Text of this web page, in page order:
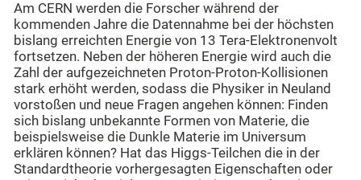
Am CERN werden die Forscher während der
kommenden Jahre die Datennahme bei der höchsten
bislang erreichten Energie von 13 Tera-Elektronenvolt
fortsetzen. Neben der höheren Energie wird auch die
Zahl der aufgezeichneten Proton-Proton-Kollisionen
stark erhöht werden, sodass die Physiker in Neuland
vorstoßen und neue Fragen angehen können: Finden
sich bislang unbekannte Formen von Materie, die
beispielsweise die Dunkle Materie im Universum
erklären können? Hat das Higgs-Teilchen die in der
Standardtheorie vorhergesagten Eigenschaften oder